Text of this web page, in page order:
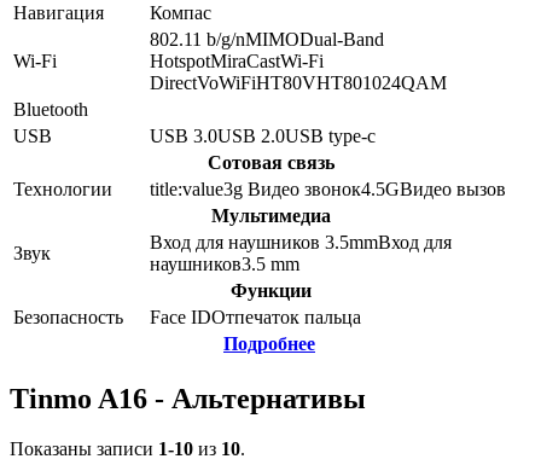
Навигация
Компас
Wi-Fi
802.11 b/g/nMIMODual-Band
HotspotMiraCastWi-Fi
DirectVoWiFiHT80VHT801024QAM
Bluetooth
USB
USB 3.0USB 2.0USB type-c
Сотовая связь
Технологии
title:value3g Видео звонок4.5GВидео вызов
Мультимедиа
Звук
Вход для наушников 3.5mmВход для
наушников3.5 mm
Функции
Безопасность
Face IDОтпечаток пальца
Подробнее
Tinmo A16 - Альтернативы
Показаны записи 1-10 из 10.